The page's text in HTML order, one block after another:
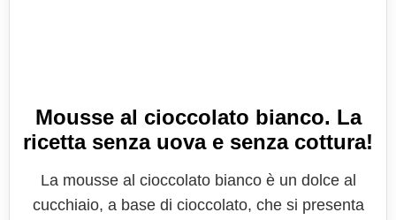
Mousse al cioccolato bianco. La
ricetta senza uova e senza cottura!
La mousse al cioccolato bianco è un dolce al
cucchiaio, a base di cioccolato, che si presenta